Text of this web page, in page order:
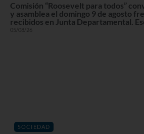
Comisión “Roosevelt para todos”
y asamblea el domingo 9 de agosto
recibidos en Junta Departamental.
05/08/26
SOCIEDAD